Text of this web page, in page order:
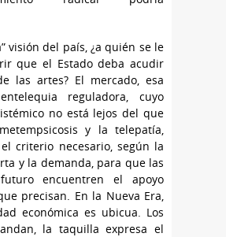
visión del país, ¿a quién se le
que el Estado deba acudir
las artes? El mercado, esa
reguladora, cuyo
no está lejos del que
y la telepatía,
criterio necesario, según la
y la demanda, para que las
encuentren el apoyo
precisan. En la Nueva Era,
económica es ubicua. Los
la taquilla expresa el